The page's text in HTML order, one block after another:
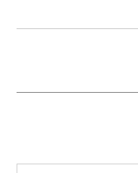
이제 더욱더 놀라운 사실
일로와 보세요 와우~ 저
이제 아침마다 여러분들
여러분 세명대학교 기숙